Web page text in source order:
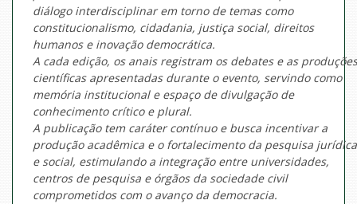
diálogo interdisciplinar em torno de temas como
constitucionalismo, cidadania, justiça social, direitos
humanos e inovação democrática.
A cada edição, os anais registram os debates e as produções
científicas apresentadas durante o evento, servindo como
memória institucional e espaço de divulgação de
conhecimento crítico e plural.
A publicação tem caráter contínuo e busca incentivar a
produção acadêmica e o fortalecimento da pesquisa jurídica
e social, estimulando a integração entre universidades,
centros de pesquisa e órgãos da sociedade civil
comprometidos com o avanço da democracia.